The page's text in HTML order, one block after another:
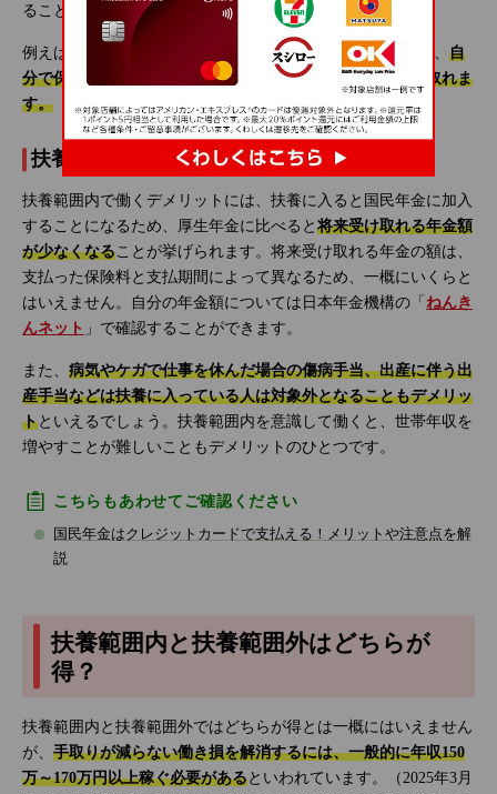
ることもメリットといえるでしょう。
例えば、年金については第3号被保険者として扱われるため、 自
分で保険料を支払わなくても、老齢年金や遺族年金を受け取れま
す。
扶養範囲内で働くデメリット
扶養範囲内で働くデメリットには、扶養に入ると国民年金に加入
することになるため、厚生年金に比べると 将来受け取れる年金額
が少なくなることが挙げられます。将来受け取れる年金の額は、
支払った保険料と支払期間によって異なるため、一概にいくらと
はいえません。自分の年金額については日本年金機構の「 ねんき
んネット 」で確認することができます。
また、 病気やケガで仕事を休んだ場合の傷病手当、出産に伴う出
産手当などは扶養に入っている人は対象外となることもデメリッ
トといえるでしょう。扶養範囲内を意識して働くと、世帯年収を
増やすことが難しいこともデメリットのひとつです。
こちらもあわせてご確認ください
国民年金はクレジットカードで支払える！メリットや注意点を解
説
扶養範囲内と扶養範囲外はどちらが
得？
扶養範囲内と扶養範囲外ではどちらが得とは一概にはいえません
が、 手取りが減らない働き損を解消するには、一般的に年収150
万～170万円以上稼ぐ必要があるといわれています。（2025年3月